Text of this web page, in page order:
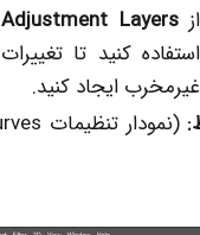
ازAdjustment Layers
استفاده کنید تا تغییرات
غیرمخرب ایجاد کنید.
: